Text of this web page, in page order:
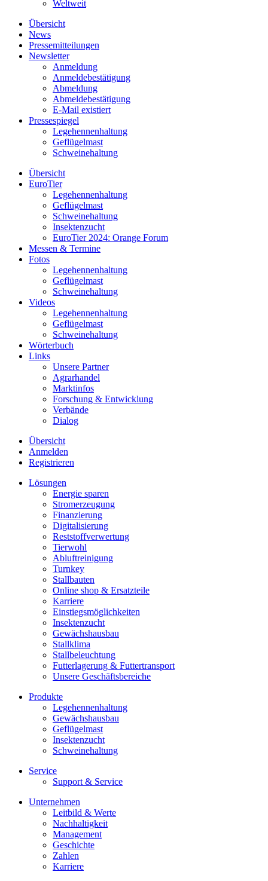
Weltweit
Übersicht
News
Pressemitteilungen
Newsletter
Anmeldung
Anmeldebestätigung
Abmeldung
Abmeldebestätigung
E-Mail existiert
Pressespiegel
Legehennenhaltung
Geflügelmast
Schweinehaltung
Übersicht
EuroTier
Legehennenhaltung
Geflügelmast
Schweinehaltung
Insektenzucht
EuroTier 2024: Orange Forum
Messen & Termine
Fotos
Legehennenhaltung
Geflügelmast
Schweinehaltung
Videos
Legehennenhaltung
Geflügelmast
Schweinehaltung
Wörterbuch
Links
Unsere Partner
Agrarhandel
Marktinfos
Forschung & Entwicklung
Verbände
Dialog
Übersicht
Anmelden
Registrieren
Lösungen
Energie sparen
Stromerzeugung
Finanzierung
Digitalisierung
Reststoffverwertung
Tierwohl
Abluftreinigung
Turnkey
Stallbauten
Online shop & Ersatzteile
Karriere
Einstiegsmöglichkeiten
Insektenzucht
Gewächshausbau
Stallklima
Stallbeleuchtung
Futterlagerung & Futtertransport
Unsere Geschäftsbereiche
Produkte
Legehennenhaltung
Gewächshausbau
Geflügelmast
Insektenzucht
Schweinehaltung
Service
Support & Service
Unternehmen
Leitbild & Werte
Nachhaltigkeit
Management
Geschichte
Zahlen
Karriere